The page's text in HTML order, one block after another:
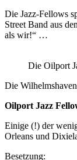
Die Jazz-Fellows
Street Band aus
als wir!“ …
Die Oilport
Die
Oilport Jazz
Einige (!) der
Orleans und
Besetzung: